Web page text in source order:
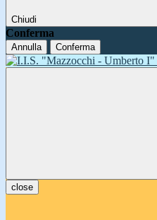
Chiudi
Conferma
Annulla Conferma
close